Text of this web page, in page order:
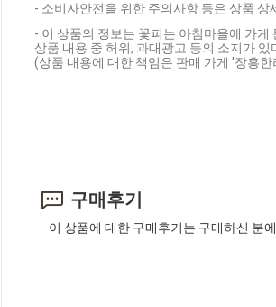
- 소비자안전을 위한 주의사항 등은 상품
- 이 상품의 정보는 꽃피는 아침마을에 가
상품 내용 중 허위, 과대광고 등의 소지가
(상품 내용에 대한 책임은 판매 가게 '장흥
구매후기
이 상품에 대한 구매후기는 구매하신 분